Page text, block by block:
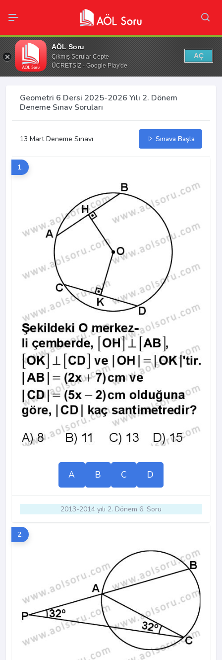
AÖL Soru
Çıkmış Sorular Cepte
ÜCRETSİZ - Google Play'de
AÇ
Geometri 6 Dersi 2025-2026 Yılı 2. Dönem
Deneme Sınav Soruları
13 Mart Deneme Sınavı Sınava Başla
1.
A B C D
2013-2014 yılı 2. Dönem 6. Soru
2.